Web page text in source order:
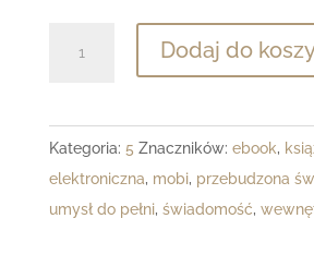
DO
PEŁNI
(BO)
(Format
Dodaj do
Kategoria: 5 Znaczników: ebook,
elektroniczna, mobi, przebudzona
umysł do pełni, świadomość,